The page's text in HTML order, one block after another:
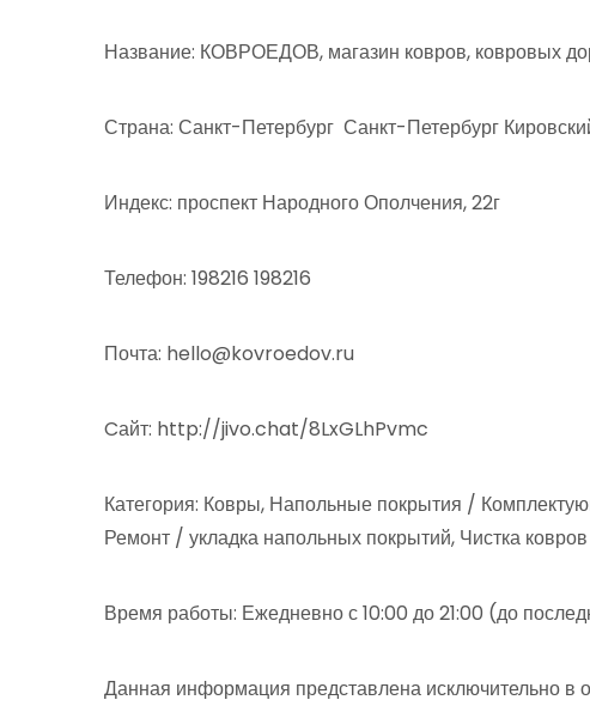
Название: КОВРОЕДОВ, магазин ковров, ковровых
Страна: Санкт-Петербург Санкт-Петербург
Индекс: проспект Народного Ополчения, 22г
Телефон: 198216 198216
Почта: hello@kovroedov.ru
Cайт: http://jivo.chat/8LxGLhPvmc
Категория: Ковры, Напольные покрытия /
Ремонт / укладка напольных покрытий, Чистка ковров
Время работы: Ежедневно с 10:00 до 21:00 (до
Данная информация представлена исключительно в